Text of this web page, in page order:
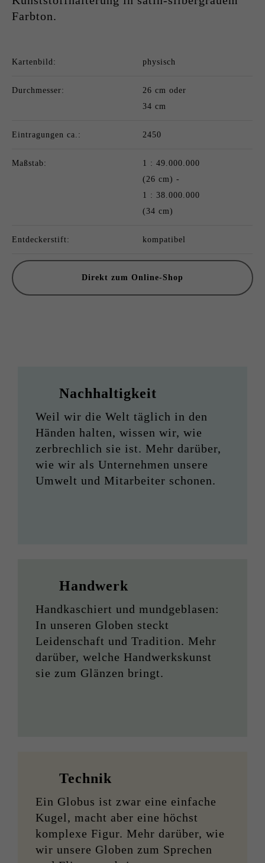
Farbton.
Kartenbild: physisch
Durchmesser:
26 cm oder
34 cm
Eintragungen ca.: 2450
Maßstab:
1 : 49.000.000
(26 cm) -
1 : 38.000.000
(34 cm)
Entdeckerstift: kompatibel
Direkt zum Online-Shop
Nachhaltigkeit
Weil wir die Welt täglich in den
Händen halten, wissen wir, wie
zerbrechlich sie ist. Mehr darüber,
wie wir als Unternehmen unsere
Umwelt und Mitarbeiter schonen.
Handwerk
Handkaschiert und mundgeblasen:
In unseren Globen steckt
Leidenschaft und Tradition. Mehr
darüber, welche Handwerkskunst
sie zum Glänzen bringt.
Technik
Ein Globus ist zwar eine einfache
Kugel, macht aber eine höchst
komplexe Figur. Mehr darüber, wie
wir unsere Globen zum Sprechen